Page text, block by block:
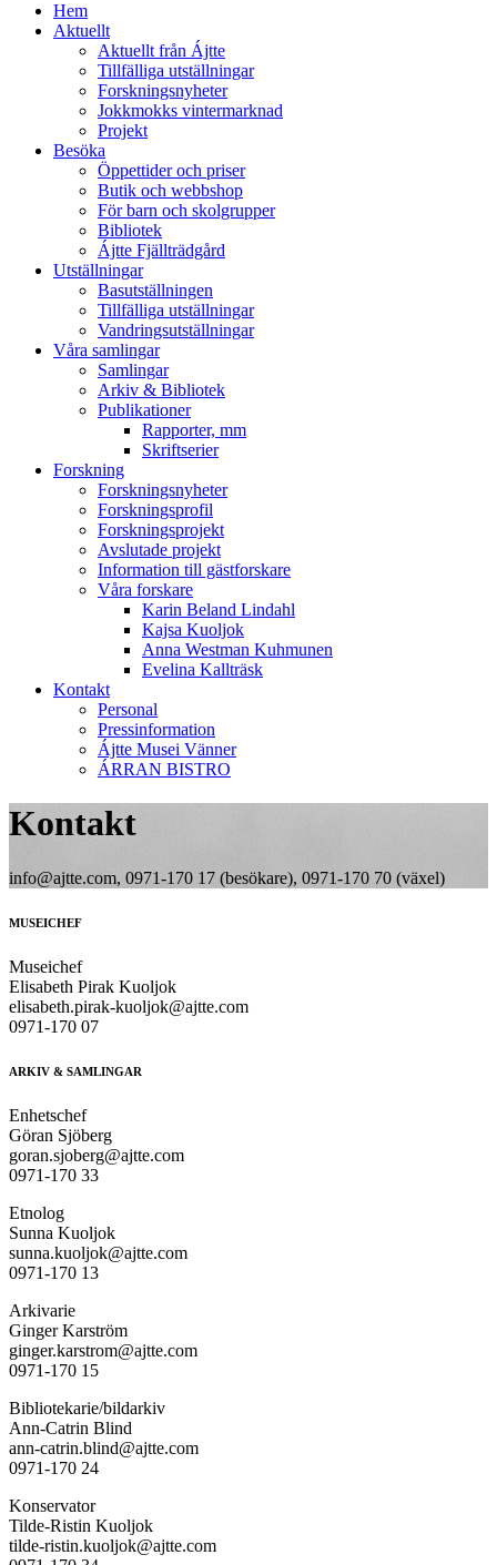
Hem
Aktuellt
Aktuellt från Ájtte
Tillfälliga utställningar
Forskningsnyheter
Jokkmokks vintermarknad
Projekt
Besöka
Öppettider och priser
Butik och webbshop
För barn och skolgrupper
Bibliotek
Ájtte Fjällträdgård
Utställningar
Basutställningen
Tillfälliga utställningar
Vandringsutställningar
Våra samlingar
Samlingar
Arkiv & Bibliotek
Publikationer
Rapporter, mm
Skriftserier
Forskning
Forskningsnyheter
Forskningsprofil
Forskningsprojekt
Avslutade projekt
Information till gästforskare
Våra forskare
Karin Beland Lindahl
Kajsa Kuoljok
Anna Westman Kuhmunen
Evelina Kallträsk
Kontakt
Personal
Pressinformation
Ájtte Musei Vänner
ÁRRAN BISTRO
Kontakt
info@ajtte.com, 0971-170 17 (besökare), 0971-170 70 (växel)
MUSEICHEF
Museichef
Elisabeth Pirak Kuoljok
elisabeth.pirak-kuoljok@ajtte.com
0971-170 07
ARKIV & SAMLINGAR
Enhetschef
Göran Sjöberg
goran.sjoberg@ajtte.com
0971-170 33
Etnolog
Sunna Kuoljok
sunna.kuoljok@ajtte.com
0971-170 13
Arkivarie
Ginger Karström
ginger.karstrom@ajtte.com
0971-170 15
Bibliotekarie/bildarkiv
Ann-Catrin Blind
ann-catrin.blind@ajtte.com
0971-170 24
Konservator
Tilde-Ristin Kuoljok
tilde-ristin.kuoljok@ajtte.com